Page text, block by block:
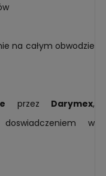
na całym obwodzie
przez Darymex,
w